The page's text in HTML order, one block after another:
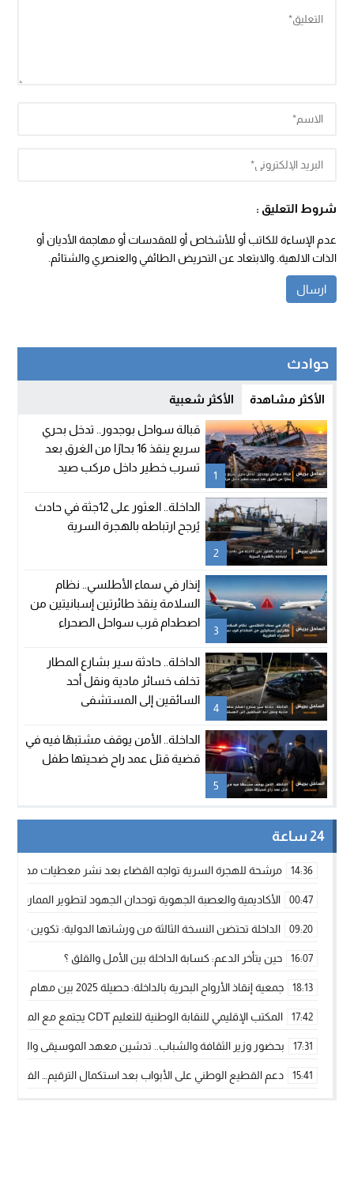
شروط التعليق :
عدم الإساءة للكاتب أو للأشخاص أو للمقدسات أو مهاجمة الأديان أو
الذات الالهية. والابتعاد عن التحريض الطائفي والعنصري والشتائم.
حوادث
الأكثر مشاهدة الأكثر شعبية
1
قبالة سواحل بوجدور.. تدخل بحري
سريع ينقذ 16 بحارًا من الغرق بعد
تسرب خطير داخل مركب صيد
2
الداخلة.. العثور على 12جثة في حادث
يُرجح ارتباطه بالهجرة السرية
3
إنذار في سماء الأطلسي.. نظام
السلامة ينقذ طائرتين إسبانيتين من
اصطدام قرب سواحل الصحراء
4
الداخلة.. حادثة سير بشارع المطار
تخلف خسائر مادية ونقل أحد
السائقين إلى المستشفى
5
الداخلة.. الأمن يوقف مشتبهًا فيه في
قضية قتل عمد راح ضحيتها طفل
24 ساعة
14:36 مرشحة للهجرة السرية تواجه القضاء بعد نشر معطيات مضللة
00:47 الأكاديمية والعصبة الجهوية توحدان الجهود لتطوير الممارسة
09:20 الداخلة تحتضن النسخة الثالثة من ورشاتها الدولية: تكوين
16:07 حين يتأخر الدعم: كسابة الداخلة بين الأمل والقلق ؟
18:13 جمعية إنقاذ الأرواح البحرية بالداخلة: حصيلة 2025 بين مهام الإنقاذ ومشروع “دار البحار”
17:42 المكتب الإقليمي للنقابة الوطنية للتعليم CDT يجتمع مع المدير الإقليمي لمناقشة ملفات جوهرية لنساء ورجال التعليم
17:31 بحضور وزير الثقافة والشباب.. تدشين معهد الموسيقى والفنون
15:41 دعم القطيع الوطني على الأبواب بعد استكمال الترقيم…